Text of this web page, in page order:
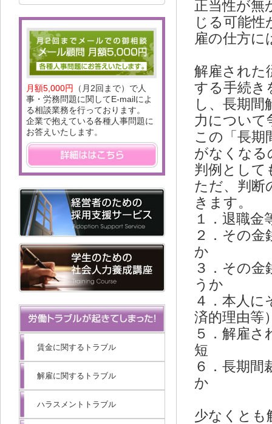
月額5,000円
（月2回まで）で人
事・労務問題に関してE-mailによ
る相談業務を行っております。
企業で抱えている各種人事問題に
お答えいたします。
賃金に関するトラブル
解雇に関するトラブル
ハラスメントトラブル
正当性が無
じる可能
雇の仕方に
解雇された
する手続き
し、長期
力について
この「長期
がなくなる
判例として
ただ、判断
きます。
１．退職
２．その
か
３．その
うか
４．本人
済的理由等
５．解雇
短
６．長期
か
少なくとも